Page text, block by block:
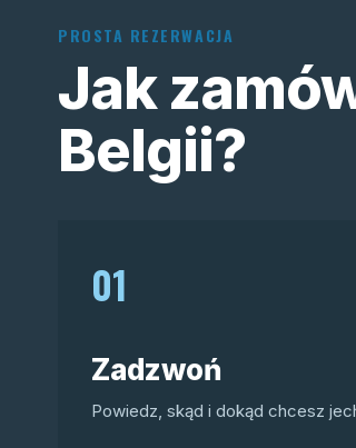
PROSTA REZERWACJA
Jak
Belgii?
01
Zadzwoń
Powiedz, skąd i dokąd chcesz